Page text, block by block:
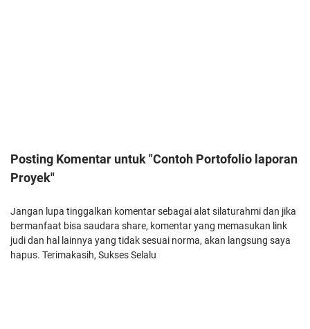
Posting Komentar untuk "Contoh Portofolio laporan
Proyek"
Jangan lupa tinggalkan komentar sebagai alat silaturahmi dan jika
bermanfaat bisa saudara share, komentar yang memasukan link
judi dan hal lainnya yang tidak sesuai norma, akan langsung saya
hapus. Terimakasih, Sukses Selalu